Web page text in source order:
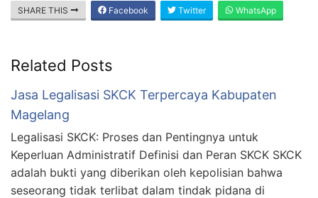
SHARE THIS Facebook Twitter WhatsApp
Related Posts
Jasa Legalisasi SKCK Terpercaya Kabupaten
Magelang
Legalisasi SKCK: Proses dan Pentingnya untuk
Keperluan Administratif Definisi dan Peran SKCK SKCK
adalah bukti yang diberikan oleh kepolisian bahwa
seseorang tidak terlibat dalam tindak pidana di